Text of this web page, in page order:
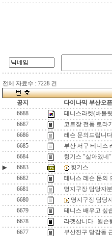
전체 자료수 : 7228 건
공지
다이나믹 부산오
6688
테니스라켓(바볼
6687
코트장 전동 로라
6686
레슨 문의드립니
6685
부산 서구 테니스
6684
힝기스 "살아있네"
▶
6683
힝기스
6682
테니스 레슨 문의
6681
명지구장 담당자분
6680
명지구장 담당
6679
테니스 배우고 싶
6678
라겟삽니다--윌슨
6677
부산진구 당감동